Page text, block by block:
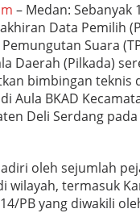
P
e
m
u
t
a
k
h
a
n
D
a
– Medan: Sebanyak
Data Pemilih
Suara
Daerah (Pilkada)
bimbingan teknis
Aula BKAD
Deli Serdang
oleh sejumlah
wilayah, termasuk
PB yang diwakili